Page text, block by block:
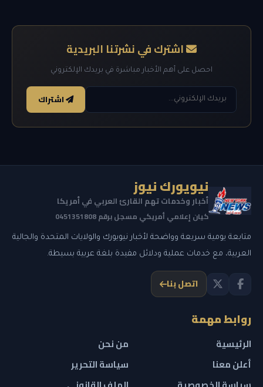
اشترك في نشرتنا البريدية
احصل على أهم الأخبار مباشرة في بريدك الإلكتروني
اشتراك
نيويورك نيوز
أخبار وخدمات تهم القارئ العربي في أمريكا
كيان إعلامي أمريكي مسجل برقم 0451351808
متابعة يومية سريعة وواضحة لأخبار نيويورك والولايات المتحدة والجالية
العربية، مع خدمات عملية ودلائل مفيدة بلغة عربية بسيطة.
اتصل بنا
روابط مهمة
الرئيسية
من نحن
أعلن معنا
سياسة التحرير